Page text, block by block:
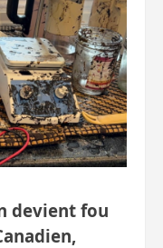
devient fou